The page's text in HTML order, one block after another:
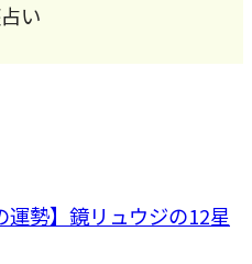
い
運勢】鏡リュウジの12星